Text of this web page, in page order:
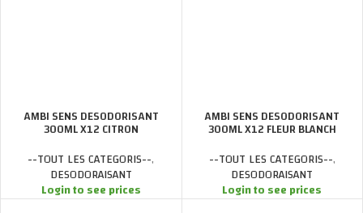
AMBI SENS DESODORISANT
300ML X12 CITRON
--TOUT LES CATEGORIS--,
DESODORAISANT
Login to see prices
AMBI SENS DESODORISANT
300ML X12 FLEUR BLANCH
--TOUT LES CATEGORIS--,
DESODORAISANT
Login to see prices